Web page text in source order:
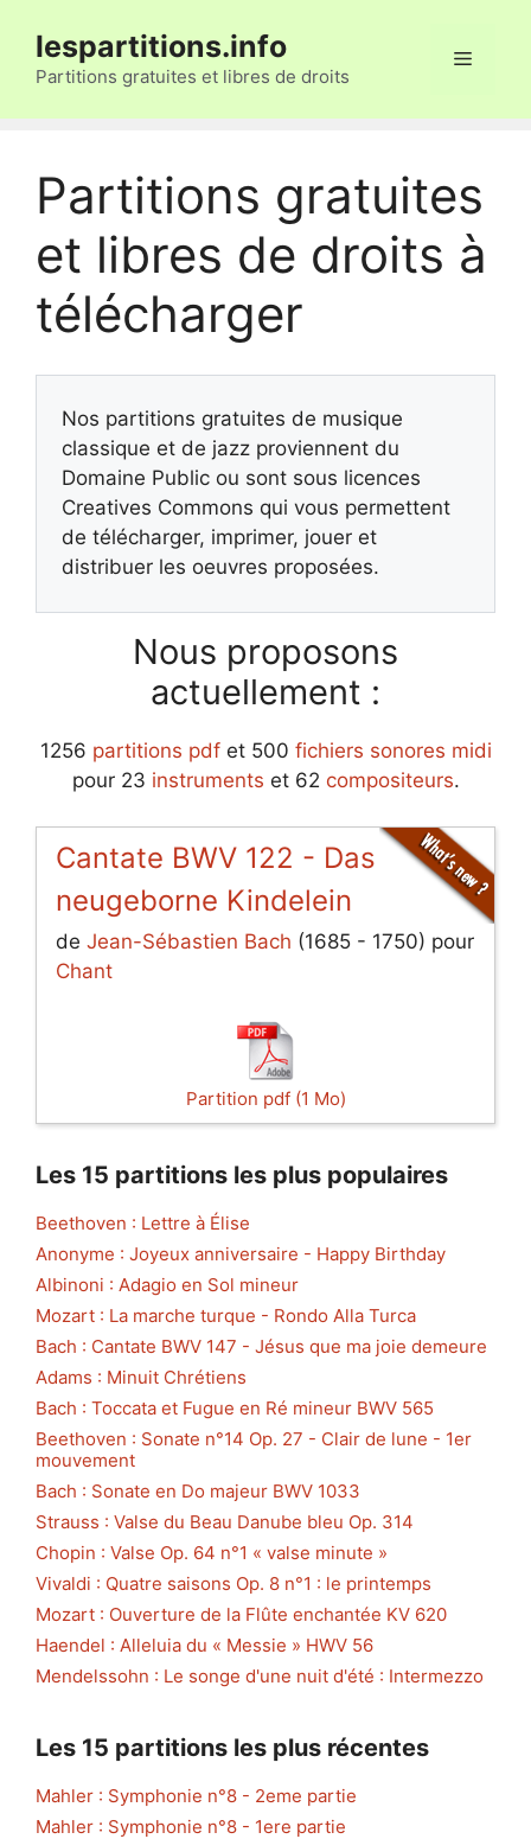
contenu
lespartitions.info
Partitions gratuites et libres de droits
Menu
Partitions gratuites
et libres de droits à
télécharger
Nos partitions gratuites de musique
classique et de jazz proviennent du
Domaine Public ou sont sous licences
Creatives Commons qui vous permettent
de télécharger, imprimer, jouer et
distribuer les oeuvres proposées.
Nous proposons
actuellement :
1256 partitions pdfet 500 fichiers sonores midi
pour 23 instruments et 62 compositeurs.
Cantate BWV 122 - Das
neugeborne Kindelein
de Jean-Sébastien Bach (1685 - 1750) pour
Chant
Partition pdf (1 Mo)
Les 15 partitions les plus populaires
Beethoven : Lettre à Élise
Anonyme : Joyeux anniversaire - Happy Birthday
Albinoni : Adagio en Sol mineur
Mozart : La marche turque - Rondo Alla Turca
Bach : Cantate BWV 147 - Jésus que ma joie demeure
Adams : Minuit Chrétiens
Bach : Toccata et Fugue en Ré mineur BWV 565
Beethoven : Sonate n°14 Op. 27 - Clair de lune - 1er
mouvement
Bach : Sonate en Do majeur BWV 1033
Strauss : Valse du Beau Danube bleu Op. 314
Chopin : Valse Op. 64 n°1 « valse minute »
Vivaldi : Quatre saisons Op. 8 n°1 : le printemps
Mozart : Ouverture de la Flûte enchantée KV 620
Haendel : Alleluia du « Messie » HWV 56
Mendelssohn : Le songe d'une nuit d'été : Intermezzo
Les 15 partitions les plus récentes
Mahler : Symphonie n°8 - 2eme partie
Mahler : Symphonie n°8 - 1ere partie